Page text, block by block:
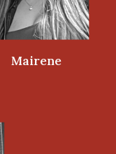
Mairene